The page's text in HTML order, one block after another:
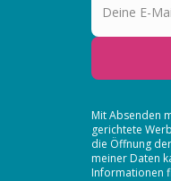
Mit Absenden
gerichtete
die Öffnung
meiner Daten
Informationen